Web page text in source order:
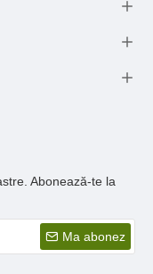
Abonează-te la
Ma abonez